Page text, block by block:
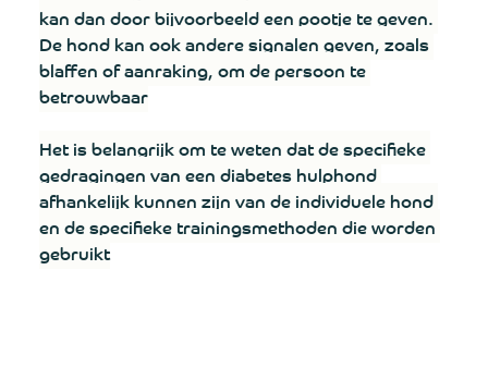
kan dan door bijvoorbeeld een pootje te geven.
De hond kan ook andere signalen geven, zoals
blaffen of aanraking, om de persoon te
betrouwbaar
Het is belangrijk om te weten dat de specifieke
gedragingen van een diabetes hulphond
afhankelijk kunnen zijn van de individuele hond
en de specifieke trainingsmethoden die worden
gebruikt